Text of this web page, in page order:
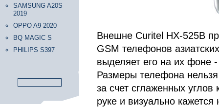
SAMSUNG A20S
2019
OPPO A9 2020
BQ MAGIC S
PHILIPS S397
Внешне Curitel HX-525B
GSM телефонов
выделяет его на их фоне
Размеры телефона
за счет сглаженных
руке и визуально